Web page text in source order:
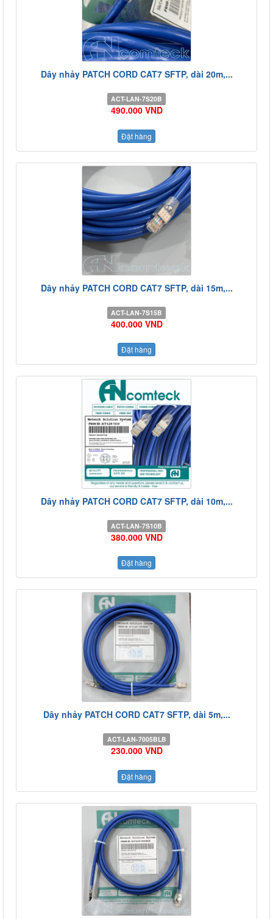
Dây nhảy PATCH CORD CAT7 SFTP, dài 20m,...
ACT-LAN-7S20B
490.000 VND
Đặt hàng
Dây nhảy PATCH CORD CAT7 SFTP, dài 15m,...
ACT-LAN-7S15B
400.000 VND
Đặt hàng
Dây nhảy PATCH CORD CAT7 SFTP, dài 10m,...
ACT-LAN-7S10B
380.000 VND
Đặt hàng
Dây nhảy PATCH CORD CAT7 SFTP, dài 5m,...
ACT-LAN-7005BLB
230.000 VND
Đặt hàng